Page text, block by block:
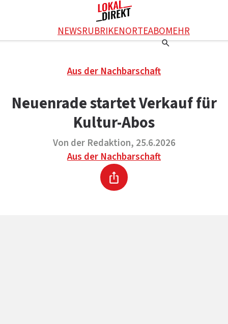
NEWSRUBRIKENORTEABOMEHR
Werbung schalten
Kontakt
KONTAKT
DAS TEAM
Aus der Nachbarschaft
Neuenrade startet Verkauf für
Kultur-Abos
Von der Redaktion, 25.6.2026
Aus der Nachbarschaft
Drucken